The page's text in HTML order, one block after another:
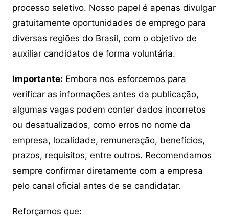
processo seletivo. Nosso papel é apenas divulgar
gratuitamente oportunidades de emprego para
diversas regiões do Brasil, com o objetivo de
auxiliar candidatos de forma voluntária.
Importante: Embora nos esforcemos para
verificar as informações antes da publicação,
algumas vagas podem conter dados incorretos
ou desatualizados, como erros no nome da
empresa, localidade, remuneração, benefícios,
prazos, requisitos, entre outros. Recomendamos
sempre confirmar diretamente com a empresa
pelo canal oficial antes de se candidatar.
Reforçamos que: